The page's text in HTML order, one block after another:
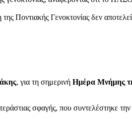
Ποντιακής Γενοκτονίας δεν
, για τη σημερινή Ημέρα Μνήμης
σφαγής, που συντελέστηκε